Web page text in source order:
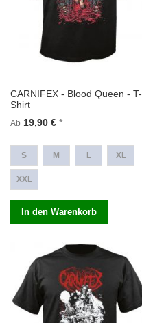
CARNIFEX - Blood Queen - T-
Shirt
Ab 19,90 €
S M L XL
XXL
In den Warenkorb